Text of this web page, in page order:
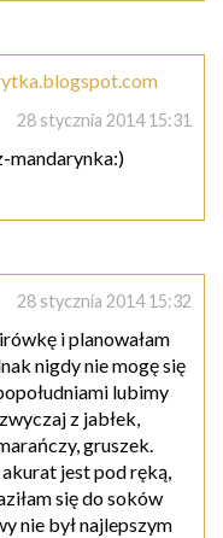
28 stycznia 2014 15:31
mandarynka:)
28 stycznia 2014 15:32
i planowałam
nigdy nie mogę się
lubimy
z jabłek,
gruszek.
jest pod ręką,
się do soków
nie był najlepszym